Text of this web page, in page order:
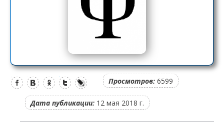
Просмотров: 6599
Дата публикации: 12 мая 2018 г.